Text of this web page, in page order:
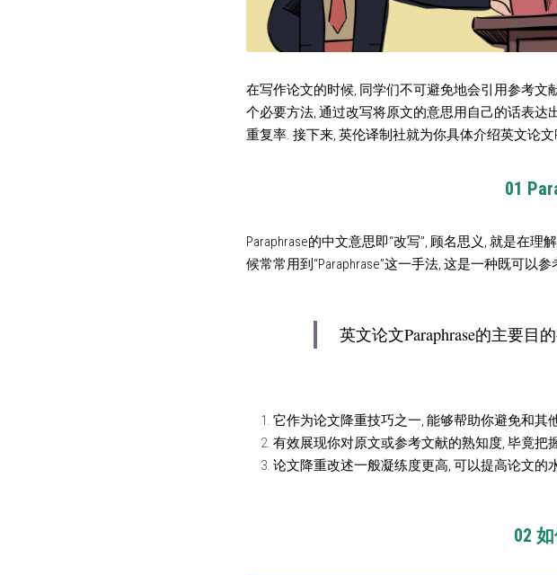
在写作论文的时候, 同学们不可避免地会引用参考文
个必要方法, 通过改写将原文的意思用自己的话表
重复率. 接下来, 英伦译制社就为你具体介绍英文论
01
Paraphrase的中文意思即“改写”, 顾名思义, 就是在
候常常用到“Paraphrase”这一手法, 这是一种既可以
英文论文Paraphrase的主要目
它作为论文降重技巧之一, 能够帮助你避免和其
有效展现你对原文或参考文献的熟知度, 毕竟把
论文降重改述一般凝练度更高, 可以提高论文的
02